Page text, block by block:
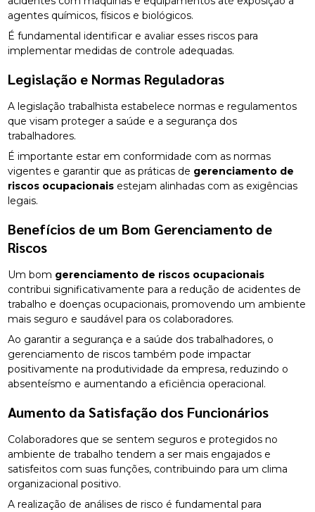
agentes químicos, físicos e biológicos.
É fundamental identificar e avaliar esses riscos para
implementar medidas de controle adequadas.
Legislação e Normas Reguladoras
A legislação trabalhista estabelece normas e regulamentos
que visam proteger a saúde e a segurança dos
trabalhadores.
É importante estar em conformidade com as normas
vigentes e garantir que as práticas de gerenciamento de
riscos ocupacionais estejam alinhadas com as exigências
legais.
Benefícios de um Bom Gerenciamento de
Riscos
Um bom gerenciamento de riscos ocupacionais
contribui significativamente para a redução de acidentes de
trabalho e doenças ocupacionais, promovendo um ambiente
mais seguro e saudável para os colaboradores.
Ao garantir a segurança e a saúde dos trabalhadores, o
gerenciamento de riscos também pode impactar
positivamente na produtividade da empresa, reduzindo o
absenteísmo e aumentando a eficiência operacional.
Aumento da Satisfação dos Funcionários
Colaboradores que se sentem seguros e protegidos no
ambiente de trabalho tendem a ser mais engajados e
satisfeitos com suas funções, contribuindo para um clima
organizacional positivo.
A realização de análises de risco é fundamental para